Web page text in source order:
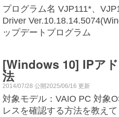
プログラム名 VJP111*、
Driver
ップデートプログラム
[Windows 10] IPア
法
2014/07/28 公開2025/06/16 更新
対象モデル：VAIO PC 対象
レスを確認する方法を教え